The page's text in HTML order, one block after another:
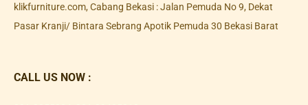
klikfurniture.com, Cabang Bekasi : Jalan Pemuda No 9, Dekat
Pasar Kranji/ Bintara Sebrang Apotik Pemuda 30 Bekasi Barat
CALL US NOW :